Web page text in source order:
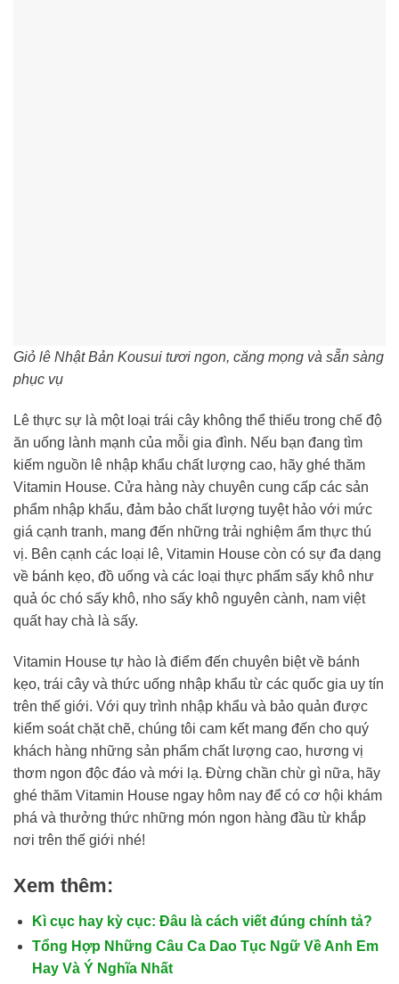
Giỏ lê Nhật Bản Kousui tươi ngon, căng mọng và sẵn sàng
phục vụ
Lê thực sự là một loại trái cây không thể thiếu trong chế độ
ăn uống lành mạnh của mỗi gia đình. Nếu bạn đang tìm
kiếm nguồn lê nhập khẩu chất lượng cao, hãy ghé thăm
Vitamin House. Cửa hàng này chuyên cung cấp các sản
phẩm nhập khẩu, đảm bảo chất lượng tuyệt hảo với mức
giá cạnh tranh, mang đến những trải nghiệm ẩm thực thú
vị. Bên cạnh các loại lê, Vitamin House còn có sự đa dạng
về bánh kẹo, đồ uống và các loại thực phẩm sấy khô như
quả óc chó sấy khô, nho sấy khô nguyên cành, nam việt
quất hay chà là sấy.
Vitamin House tự hào là điểm đến chuyên biệt về bánh
kẹo, trái cây và thức uống nhập khẩu từ các quốc gia uy tín
trên thế giới. Với quy trình nhập khẩu và bảo quản được
kiểm soát chặt chẽ, chúng tôi cam kết mang đến cho quý
khách hàng những sản phẩm chất lượng cao, hương vị
thơm ngon độc đáo và mới lạ. Đừng chần chừ gì nữa, hãy
ghé thăm Vitamin House ngay hôm nay để có cơ hội khám
phá và thưởng thức những món ngon hàng đầu từ khắp
nơi trên thế giới nhé!
Xem thêm:
Kì cục hay kỳ cục: Đâu là cách viết đúng chính tả?
Tổng Hợp Những Câu Ca Dao Tục Ngữ Về Anh Em
Hay Và Ý Nghĩa Nhất